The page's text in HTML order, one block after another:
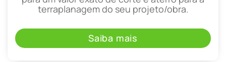
terraplanagem do seu projeto/obra.
Saiba mais